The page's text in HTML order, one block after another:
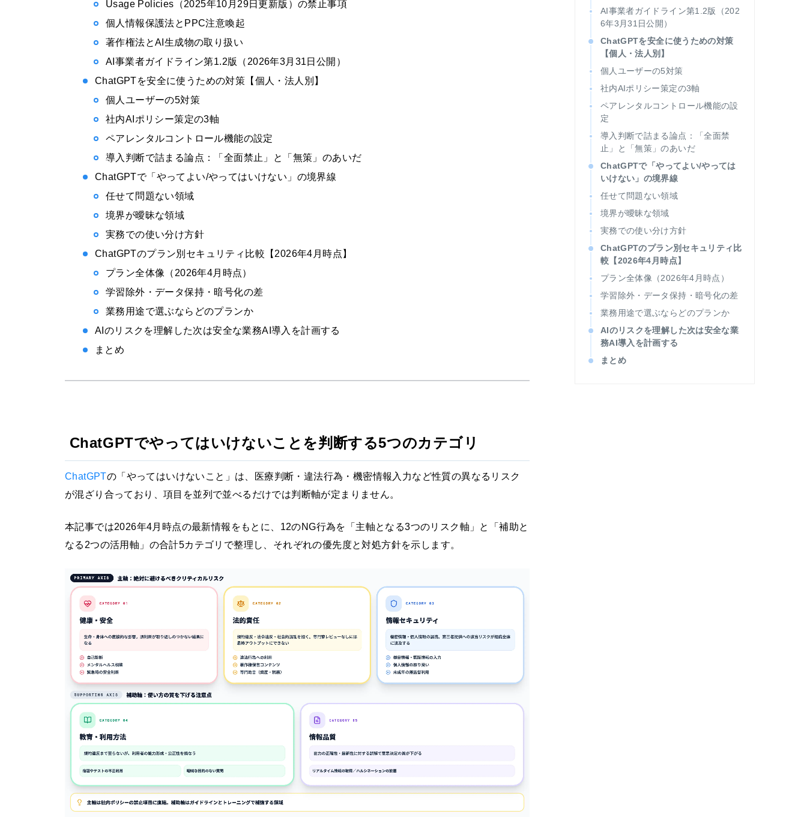
Usage Policies（2025年10月29日更新版）の禁止事項
個人情報保護法とPPC注意喚起
著作権法とAI生成物の取り扱い
AI事業者ガイドライン第1.2版（2026年3月31日公開）
ChatGPTを安全に使うための対策【個人・法人別】
個人ユーザーの5対策
社内AIポリシー策定の3軸
ペアレンタルコントロール機能の設定
導入判断で詰まる論点：「全面禁止」と「無策」のあいだ
ChatGPTで「やってよい/やってはいけない」の境界線
任せて問題ない領域
境界が曖昧な領域
実務での使い分け方針
ChatGPTのプラン別セキュリティ比較【2026年4月時点】
プラン全体像（2026年4月時点）
学習除外・データ保持・暗号化の差
業務用途で選ぶならどのプランか
AIのリスクを理解した次は安全な業務AI導入を計画する
まとめ
ChatGPTでやってはいけないことを判断する5つのカテゴリ
ChatGPTの「やってはいけないこと」は、医療判断・違法行為・機密情報入力など性質の異なるリスク
が混ざり合っており、項目を並列で並べるだけでは判断軸が定まりません。
本記事では2026年4月時点の最新情報をもとに、12のNG行為を「主軸となる3つのリスク軸」と「補助と
なる2つの活用軸」の合計5カテゴリで整理し、それぞれの優先度と対処方針を示します。
AI事業者ガイドライン第1.2版（202
6年3月31日公開）
ChatGPTを安全に使うための対策
【個人・法人別】
個人ユーザーの5対策
社内AIポリシー策定の3軸
ペアレンタルコントロール機能の設
定
導入判断で詰まる論点：「全面禁
止」と「無策」のあいだ
ChatGPTで「やってよい/やっては
いけない」の境界線
任せて問題ない領域
境界が曖昧な領域
実務での使い分け方針
ChatGPTのプラン別セキュリティ比
較【2026年4月時点】
プラン全体像（2026年4月時点）
学習除外・データ保持・暗号化の差
業務用途で選ぶならどのプランか
AIのリスクを理解した次は安全な業
務AI導入を計画する
まとめ